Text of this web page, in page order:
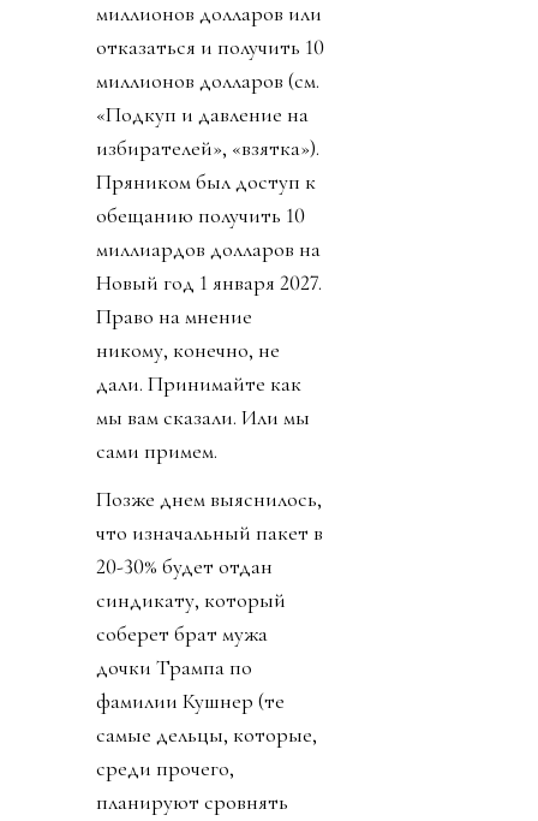
миллионов долларов или
отказаться и получить 10
миллионов долларов (см.
«Подкуп и давление на
избирателей», «взятка»).
Пряником был доступ к
обещанию получить 10
миллиардов долларов на
Новый год 1 января 2027.
Право на мнение
никому, конечно, не
дали. Принимайте как
мы вам сказали. Или мы
сами примем.
Позже днем выяснилось,
что изначальный пакет в
20-30% будет отдан
синдикату, который
соберет брат мужа
дочки Трампа по
фамилии Кушнер (те
самые дельцы, которые,
среди прочего,
планируют сровнять